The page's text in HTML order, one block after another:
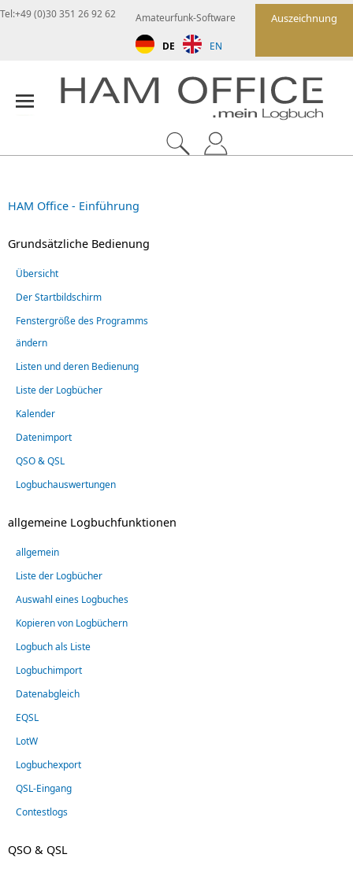
Auszeichnung
Amateurfunk-Software
DE EN
Tel:+49 (0)30 351 26 92 62
HAM Office - Einführung
Grundsätzliche Bedienung
Übersicht
Der Startbildschirm
Fenstergröße des Programms
ändern
Listen und deren Bedienung
Liste der Logbücher
Kalender
Datenimport
QSO & QSL
Logbuchauswertungen
allgemeine Logbuchfunktionen
allgemein
Liste der Logbücher
Auswahl eines Logbuches
Kopieren von Logbüchern
Logbuch als Liste
Logbuchimport
Datenabgleich
EQSL
LotW
Logbuchexport
QSL-Eingang
Contestlogs
QSO & QSL